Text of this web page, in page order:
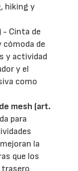
hiking y
- Cinta de
de
y actividad
y el
como
mesh (art.
para
la
que los